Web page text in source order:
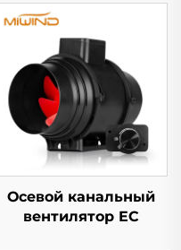
Осевой канальный
вентилятор EC